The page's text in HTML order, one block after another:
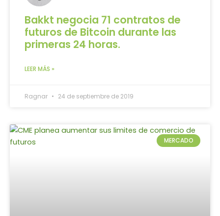
Bakkt negocia 71 contratos de
futuros de Bitcoin durante las
primeras 24 horas.
LEER MÁS »
Ragnar 24 de septiembre de 2019
MERCADO